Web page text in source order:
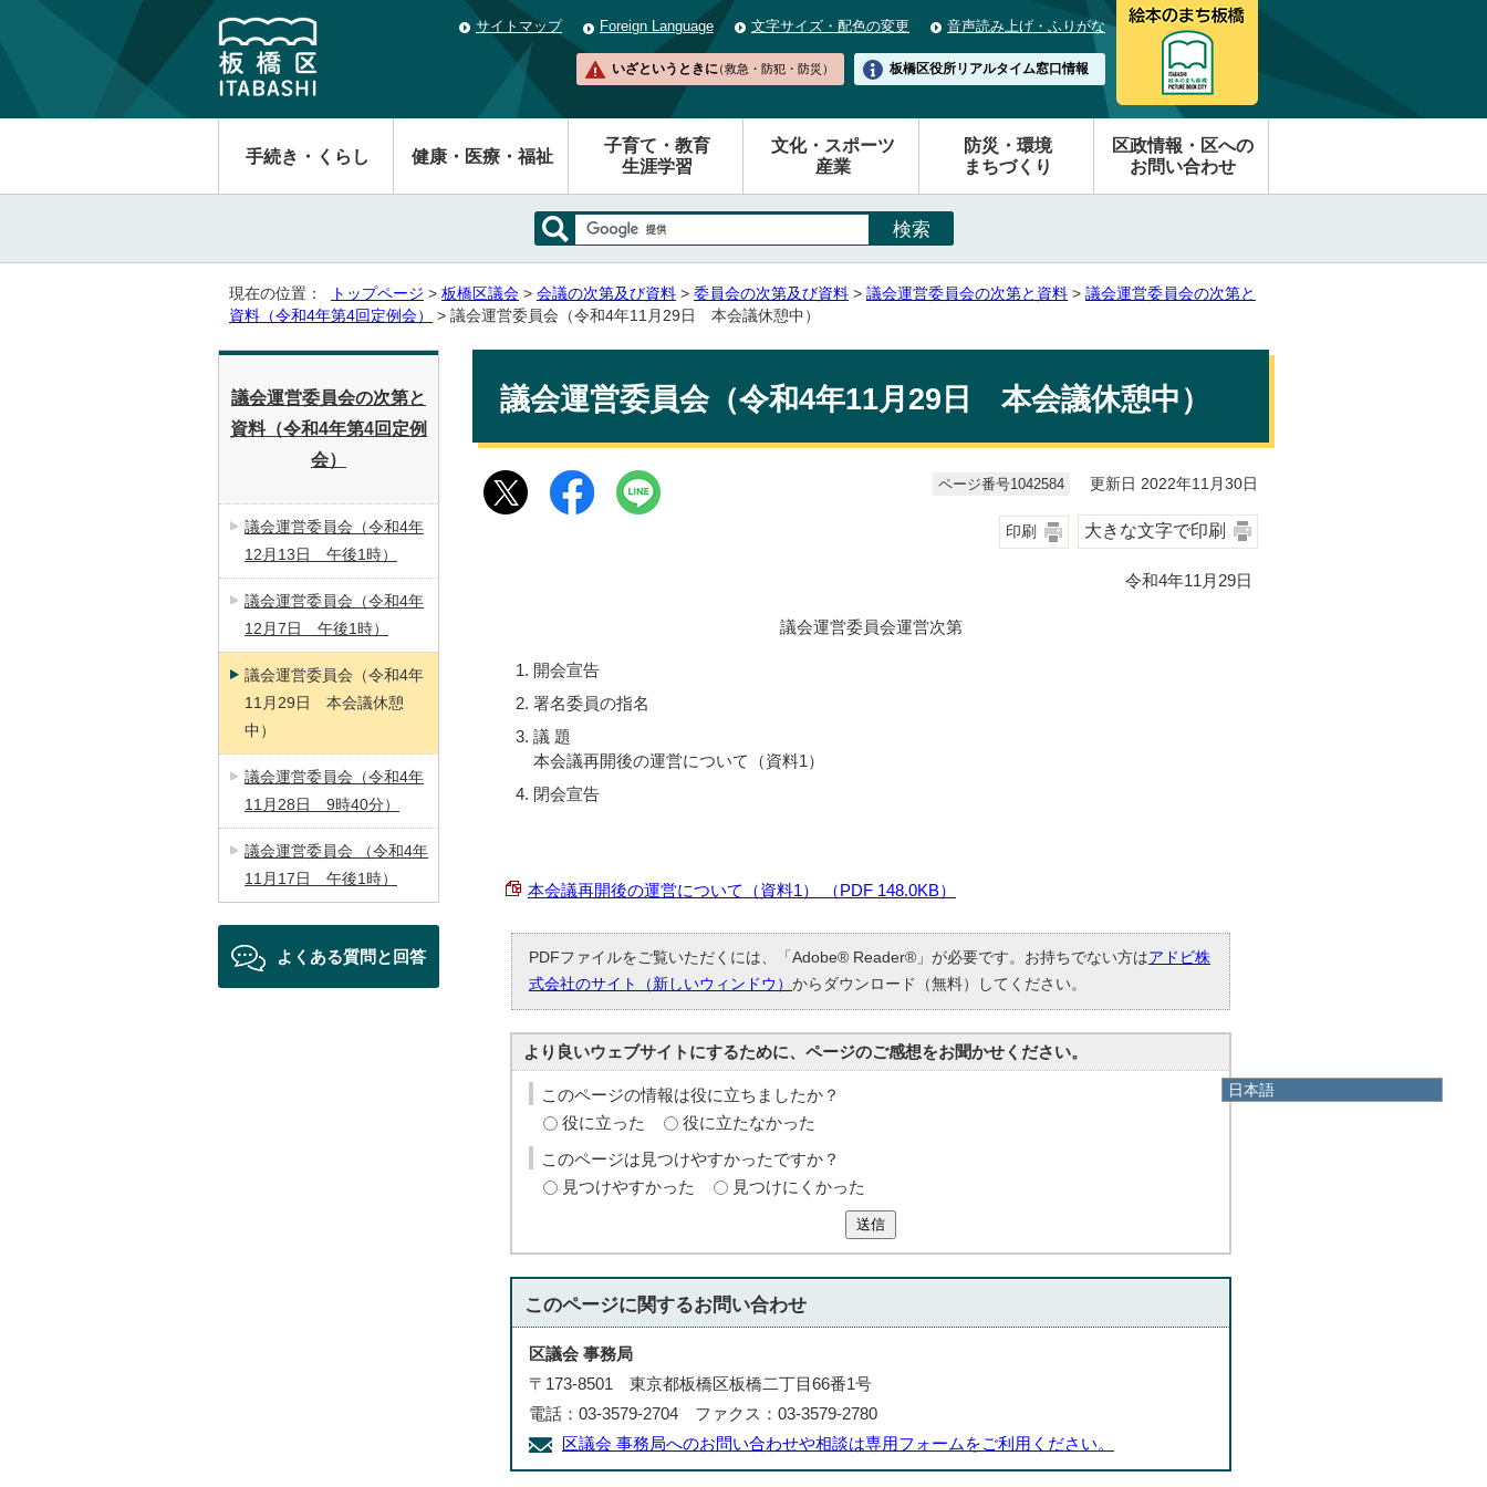
サイトマップ Foreign Language 文字サイズ・配色の変更 音声読み上げ・ふりがな
いざというときに（救急・防犯・防災） 板橋区役所リアルタイム窓口情報
日本語
手続き・くらし 健康・医療・福祉
子育て・教育
生涯学習
文化・スポーツ
産業
防災・環境
まちづくり
区政情報・区への
お問い合わせ
現在の位置： トップページ > 板橋区議会 > 会議の次第及び資料 > 委員会の次第及び資料 > 議会運営委員会の次第と資料 > 議会運営委員会の次第と
資料（令和4年第4回定例会）
> 議会運営委員会（令和4年11月29日 本会議休憩中）
議会運営委員会（令和4年11月29日 本会議休憩中）
ページ番号1042584 更新日 2022年11月30日
印刷 大きな文字で印刷
令和4年11月29日
議会運営委員会運営次第
開会宣告
署名委員の指名
議 題
本会議再開後の運営について（資料1）
閉会宣告
本会議再開後の運営について（資料1） （PDF 148.0KB）
PDFファイルをご覧いただくには、「Adobe® Reader®」が必要です。お持ちでない方はアドビ株
式会社のサイト（新しいウィンドウ） からダウンロード（無料）してください。
より良いウェブサイトにするために、ページのご感想をお聞かせください。
このページの情報は役に立ちましたか？
役に立った
役に立たなかった
このページは見つけやすかったですか？
見つけやすかった
見つけにくかった
送信
このページに関するお問い合わせ
区議会 事務局
〒173-8501 東京都板橋区板橋二丁目66番1号
電話：03-3579-2704 ファクス：03-3579-2780
区議会 事務局へのお問い合わせや相談は専用フォームをご利用ください。
議会運営委員会の次第と
資料（令和4年第4回定例
会）
議会運営委員会（令和4年
12月13日 午後1時）
議会運営委員会（令和4年
12月7日 午後1時）
議会運営委員会（令和4年
11月29日 本会議休憩
中）
議会運営委員会（令和4年
11月28日 9時40分）
議会運営委員会 （令和4年
11月17日 午後1時）
よくある質問と回答